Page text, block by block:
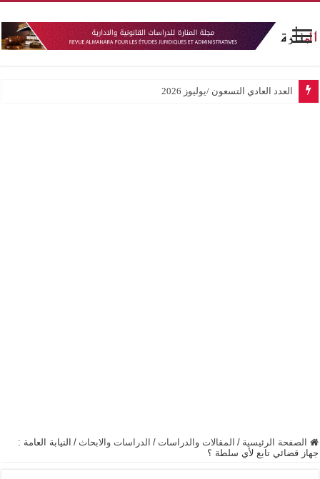
العدد العادي التسعون /يوليوز 2026
الصفحة الرئيسية / المقالات والدراسات / الدراسات والابحاث / النيابة العامة :
جهاز قضائي تابع لأي سلطة ؟